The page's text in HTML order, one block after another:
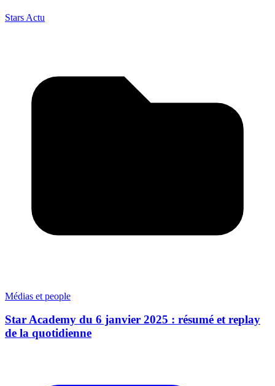
Stars Actu
Médias et people
Star Academy du 6 janvier 2025 : résumé et replay
de la quotidienne